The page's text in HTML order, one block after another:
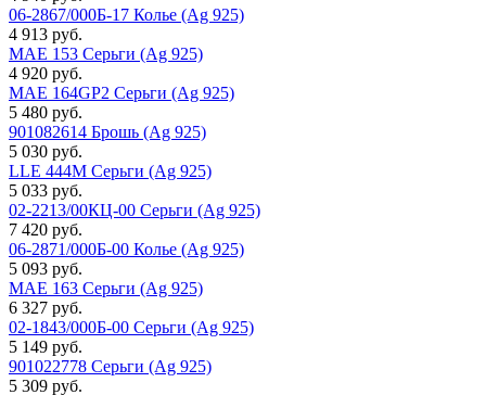
06-2867/000Б-17 Колье (Ag 925)
4 913 руб.
MAE 153 Серьги (Ag 925)
4 920 руб.
MAE 164GP2 Серьги (Ag 925)
5 480 руб.
901082614 Брошь (Ag 925)
5 030 руб.
LLE 444M Серьги (Ag 925)
5 033 руб.
02-2213/00КЦ-00 Серьги (Ag 925)
7 420 руб.
06-2871/000Б-00 Колье (Ag 925)
5 093 руб.
MAE 163 Серьги (Ag 925)
6 327 руб.
02-1843/000Б-00 Серьги (Ag 925)
5 149 руб.
901022778 Серьги (Ag 925)
5 309 руб.